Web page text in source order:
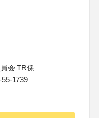
会 TR係
55-1739